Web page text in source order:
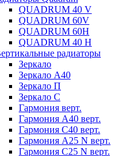
QUADRUM 40 V
QUADRUM 60V
QUADRUM 60H
QUADRUM 40 H
радиаторы
Зеркало
Зеркало А40
Зеркало П
Зеркало С
Гармония верт.
Гармония А40 верт.
Гармония С40 верт.
Гармония А25 N верт.
Гармония С25 N верт.